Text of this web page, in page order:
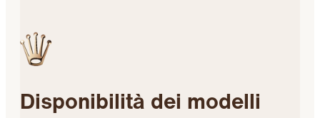
Disponibilità dei modelli